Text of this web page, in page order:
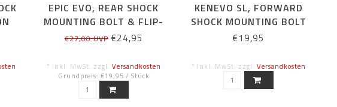
EPIC EVO, REAR SHOCK
MOUNTING BOLT & FLIP-
CHIP BUSHING
€27,00 UVP€24,95
* Inkl. MwSt. zzgl. Versandkosten
Grundpreis: €19,95 / Stück
KENEVO SL, FORWARD
SHOCK MOUNTING BOLT
€19,95
* Inkl. MwSt. zzgl. Versandkosten